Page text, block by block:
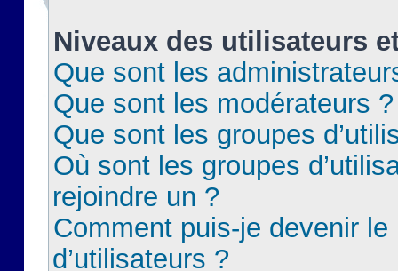
Niveaux des utilisateurs
Que sont les
Que sont les modérateurs ?
Que sont les groupes
Où sont les groupes
rejoindre un ?
Comment puis-je devenir le
d’utilisateurs ?